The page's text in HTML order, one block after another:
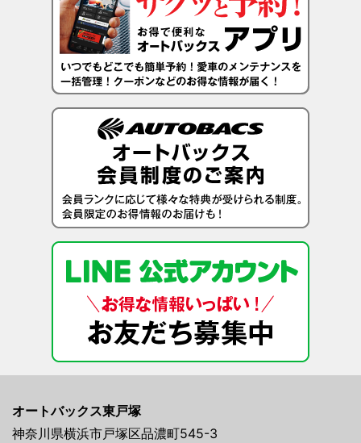
オートバックス東戸塚
神奈川県横浜市戸塚区品濃町545-3